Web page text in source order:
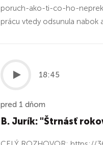
poruch-ako-ti-co-ho-
prácu vtedy odsunula nabok
18:45
pred 1 dňom
B. Jurík: "Štrnásť